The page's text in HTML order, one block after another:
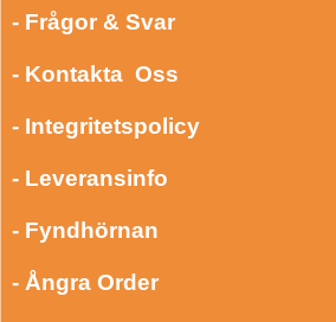
- Frågor & Svar
- Kontakta Oss
- Integritetspolicy
- Leveransinfo
- Fyndhörnan
- Ångra Order